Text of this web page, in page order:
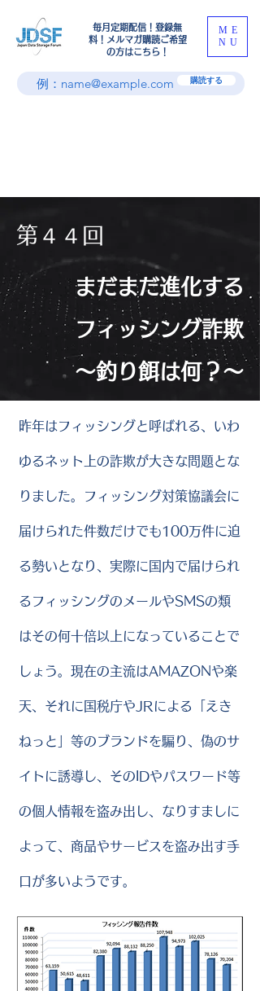
​毎月定期配信！登録無
料！メルマガ購読ご希望
の方はこちら！
ME
NU
購読する
第４４回
まだまだ進化する
フィッシング詐欺
～釣り餌は何？～
昨年はフィッシングと呼ばれる、いわ
ゆるネット上の詐欺が大きな問題とな
りました。フィッシング対策協議会に
届けられた件数だけでも100万件に迫
る勢いとなり、実際に国内で届けられ
るフィッシングのメールやSMSの類
はその何十倍以上になっていることで
しょう。現在の主流はAMAZONや楽
天、それに国税庁やJRによる「えき
ねっと」等のブランドを騙り、偽のサ
イトに誘導し、そのIDやパスワード等
の個人情報を盗み出し、なりすましに
よって、商品やサービスを盗み出す手
口が多いようです。